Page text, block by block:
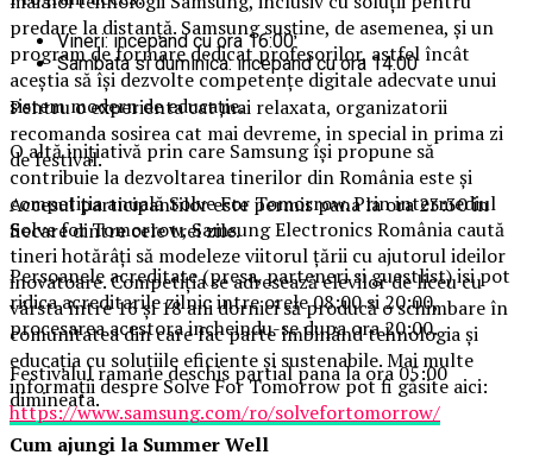
predare la distanță. Samsung susține, de asemenea, și un
program de formare dedicat profesorilor, astfel încât
aceștia să își dezvolte competențe digitale adecvate unui
sistem modern de educație.
O altă inițiativă prin care Samsung își propune să
contribuie la dezvoltarea tinerilor din România este și
competiția anuală Solve For Tomorrow. Prin intermediul
Solve for Tomorrow, Samsung Electronics România caută
tineri hotărâți să modeleze viitorul țării cu ajutorul ideilor
inovatoare. Competiția se adresează elevilor de liceu cu
vârsta între 16 și 18 ani dornici să producă o schimbare în
comunitatea din care fac parte îmbinând tehnologia și
educația cu soluțiile eficiente și sustenabile. Mai multe
informații despre Solve For Tomorrow pot fi găsite aici:
https://www.samsung.com/ro/solvefortomorrow/
Vineri: incepand cu ora 16:00
Sambata si duminica: incepand cu ora 14:00
Pentru o experienta cat mai relaxata, organizatorii
recomanda sosirea cat mai devreme, in special in prima zi
de festival.
Accesul participantilor este permis pana la ora 23:30 in
fiecare dintre cele trei zile.
Persoanele acreditate (presa, parteneri si guestlist) isi pot
ridica acreditarile zilnic intre orele 08:00 si 20:00,
procesarea acestora incheindu-se dupa ora 20:00.
Festivalul ramane deschis partial pana la ora 05:00
dimineata.
Cum ajungi la Summer Well